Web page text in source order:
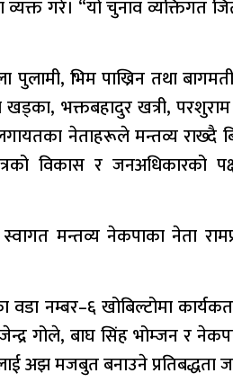
गरे। “यो चुनाव व्यक्तिगत
पुलामी, भिम पाख्रिन तथा
भक्तबहादुर खत्री,
नेताहरूले मन्तव्य राख्दै
विकास र जनअधिकारको
मन्तव्य नेकपाका नेता
नम्बर–६ खोबिल्टोमा
गोले, बाघ सिंह भोम्जन र
अझ मजबुत बनाउने प्रतिबद्धता